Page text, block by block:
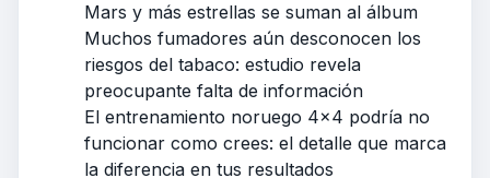
Mars y más estrellas se suman al álbum
Muchos fumadores aún desconocen los
riesgos del tabaco: estudio revela
preocupante falta de información
El entrenamiento noruego 4×4 podría no
funcionar como crees: el detalle que marca
la diferencia en tus resultados